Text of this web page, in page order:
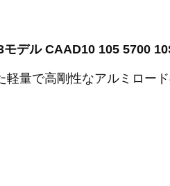
デル CAAD10 105 5700
量で高剛性なアルミロー